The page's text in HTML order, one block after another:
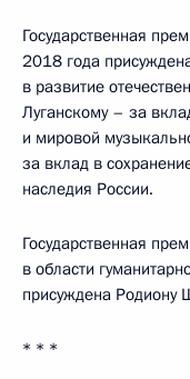
Государственная
2018 года
в развитие
Луганскому – за
и мировой
за вклад в
наследия России.
Государственная
в области
присуждена Родиону
* * *